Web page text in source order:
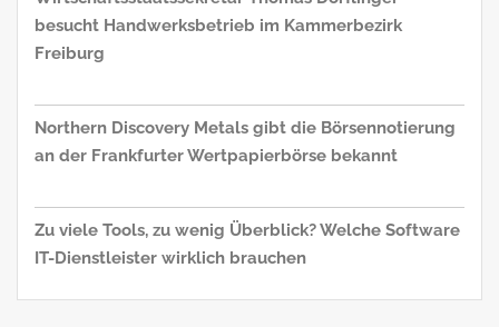
besucht Handwerksbetrieb im Kammerbezirk
Freiburg
Northern Discovery Metals gibt die Börsennotierung
an der Frankfurter Wertpapierbörse bekannt
Zu viele Tools, zu wenig Überblick? Welche Software
IT-Dienstleister wirklich brauchen